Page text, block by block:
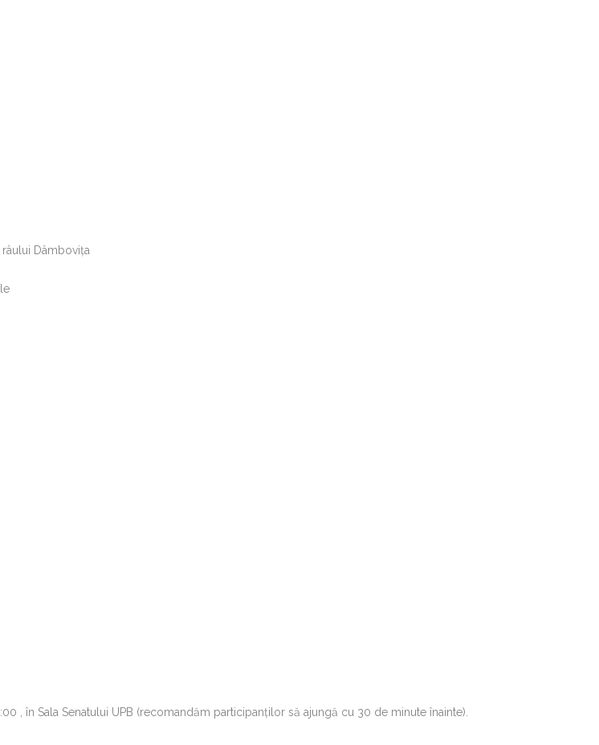
Dâmboviţa
, în Sala Senatului UPB (recomandăm participanților să ajungă cu 30 de minute înainte).